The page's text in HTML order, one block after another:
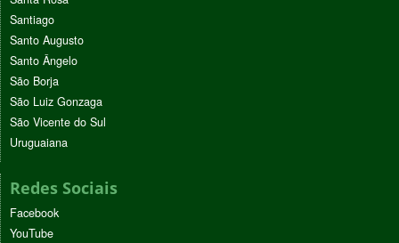
Santiago
Santo Augusto
Santo Ângelo
São Borja
São Luiz Gonzaga
São Vicente do Sul
Uruguaiana
Redes Sociais
Facebook
YouTube